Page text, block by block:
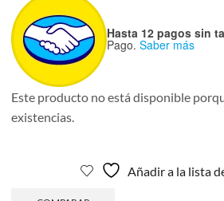
Hasta 12 pagos sin
Pago. Saber más
Este producto no está disponible
existencias.
Añadir a la lista